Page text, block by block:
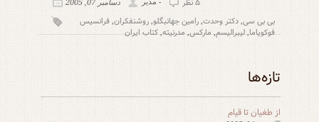
دسامبر 07, 2005
۵ نظر
بی بی سی, دکتر وحدت, رامین جهانبگلو, روشنفکران, فرانسیس
فوکویاما,لیبرالیسم,مارکس,مدرنیته,کتاب ایران
تازه‌ها
از طغیان تا قیام